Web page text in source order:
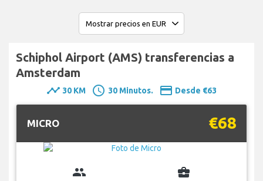
Schiphol Airport (AMS) transferencias a
Amsterdam
timeline 30 KM schedule 30 Minutos. payment Desde €63
MICRO €68
group business_center